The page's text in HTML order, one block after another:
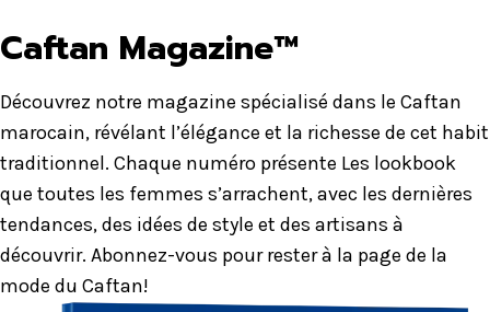
Caftan Magazine™
Découvrez notre magazine spécialisé dans le Caftan
marocain, révélant l’élégance et la richesse de cet habit
traditionnel. Chaque numéro présente Les lookbook
que toutes les femmes s’arrachent, avec les dernières
tendances, des idées de style et des artisans à
découvrir. Abonnez-vous pour rester à la page de la
mode du Caftan!